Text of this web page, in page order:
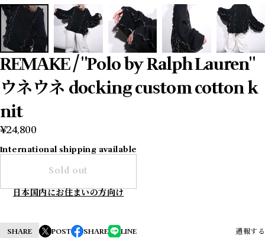
REMAKE / "Polo by Ralph Lauren"
ウネウネ docking custom cotton k
nit
¥24,800
International shipping available
Sold out
日本国内にお住まいの方向け
SHARE POST SHARE LINE 通報する